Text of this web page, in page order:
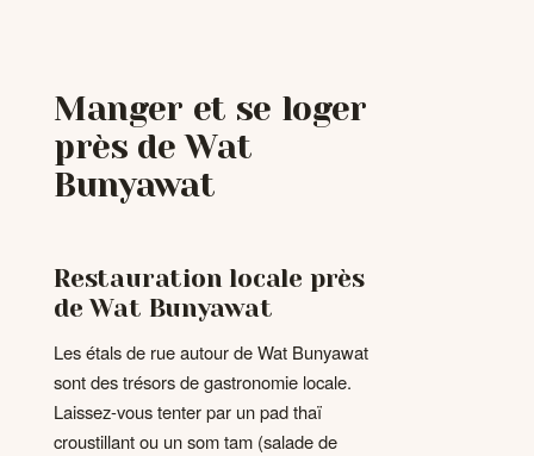
Manger et se loger
près de Wat
Bunyawat
Restauration locale près
de Wat Bunyawat
Les étals de rue autour de Wat Bunyawat
sont des trésors de gastronomie locale.
Laissez-vous tenter par un pad thaï
croustillant ou un som tam (salade de